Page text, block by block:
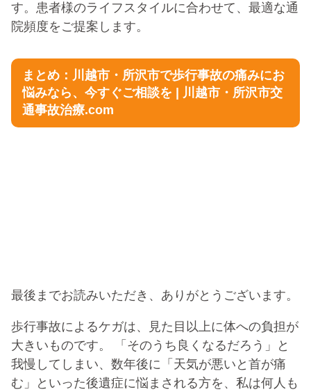
す。患者様のライフスタイルに合わせて、最適な通
院頻度をご提案します。
まとめ：川越市・所沢市で歩行事故の痛みにお
悩みなら、今すぐご相談を | 川越市・所沢市交
通事故治療.com
最後までお読みいただき、ありがとうございます。
歩行事故によるケガは、見た目以上に体への負担が
大きいものです。 「そのうち良くなるだろう」と
我慢してしまい、数年後に「天気が悪いと首が痛
む」といった後遺症に悩まされる方を、私は何人も